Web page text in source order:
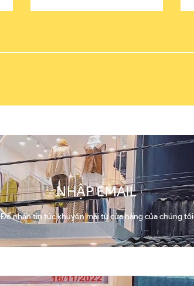
NHẬP EMAIL
Để nhận tin tức khuyến mãi từ cửa hàng của chúng tôi